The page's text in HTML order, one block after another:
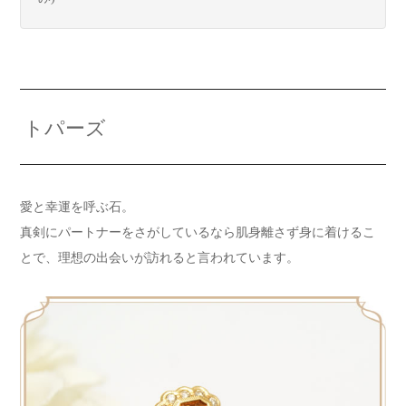
トパーズ
愛と幸運を呼ぶ石。
真剣にパートナーをさがしているなら肌身離さず身に着けるこ
とで、理想の出会いが訪れると言われています。